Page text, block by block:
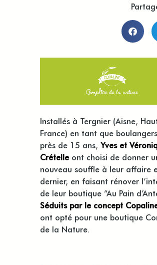
Installés à Tergnier (Aisne,
France) en tant que
près de 15 ans, Yves et
Crételleont choisi de donner
nouveau souffle à leur affaire
dernier, en faisant rénover
de leur boutique “Au Pain
Séduits par le concept
ont opté pour une boutique
de la Nature.